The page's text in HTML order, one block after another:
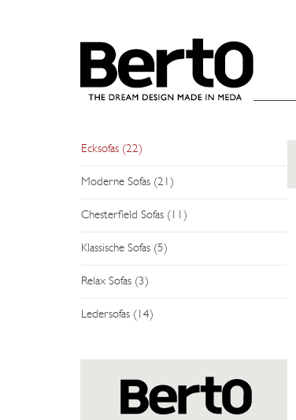
SOFAS
Sofasysteme (26)
Ecksofas (22)
Moderne Sofas (21)
Chesterfield Sofas (11)
Klassische Sofas (5)
Relax Sofas (3)
Ledersofas (14)